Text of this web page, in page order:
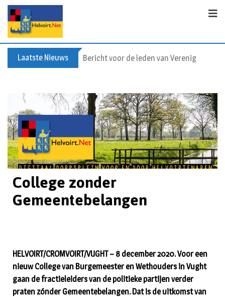
Laatste Nieuws Bericht voor de leden van Vereniging 55+
College zonder
Gemeentebelangen
HELVOIRT/CROMVOIRT/VUGHT – 8 december 2020. Voor een
nieuw College van Burgemeester en Wethouders in Vught
gaan de fractieleiders van de politieke partijen verder
praten zónder Gemeentebelangen. Dat is de uitkomst van